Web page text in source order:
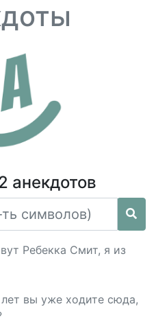
анекдотов
Ребекка Смит, я из
вы уже ходите сюда,